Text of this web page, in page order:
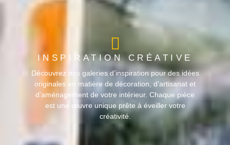
INSPIRATION CRÉATIVE
Découvrez nos galeries d’inspiration pour des idées
originales en matière de décoration, d’artisanat et
d'aménagement de votre intérieur. Chaque pièce
est une œuvre unique prête à éveiller votre
créativité.